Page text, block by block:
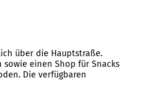
über die Hauptstraße.
einen Shop für Snacks
Die verfügbaren